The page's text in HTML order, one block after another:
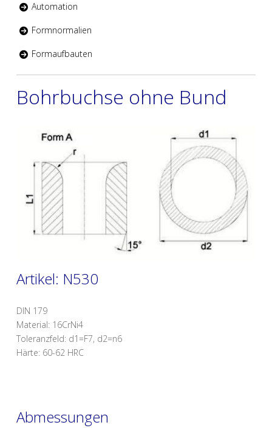
Automation
Formnormalien
Formaufbauten
Bohrbuchse ohne Bund
Artikel: N530
DIN 179
Material: 16CrNi4
Toleranzfeld: d1=F7, d2=n6
Härte: 60-62 HRC
Abmessungen